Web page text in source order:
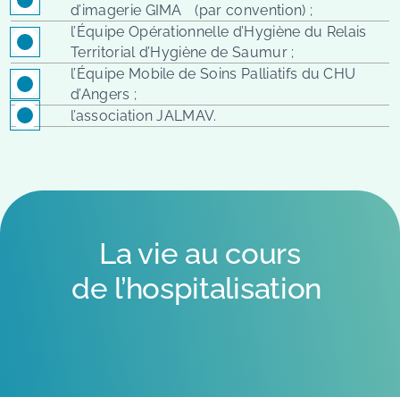
d’imagerie GIMA (par convention) ;
l’Équipe Opérationnelle d’Hygiène du Relais
Territorial d’Hygiène de Saumur ;
l’Équipe Mobile de Soins Palliatifs du CHU
d’Angers ;
l’association JALMAV.
La vie au cours
de l’hospitalisation